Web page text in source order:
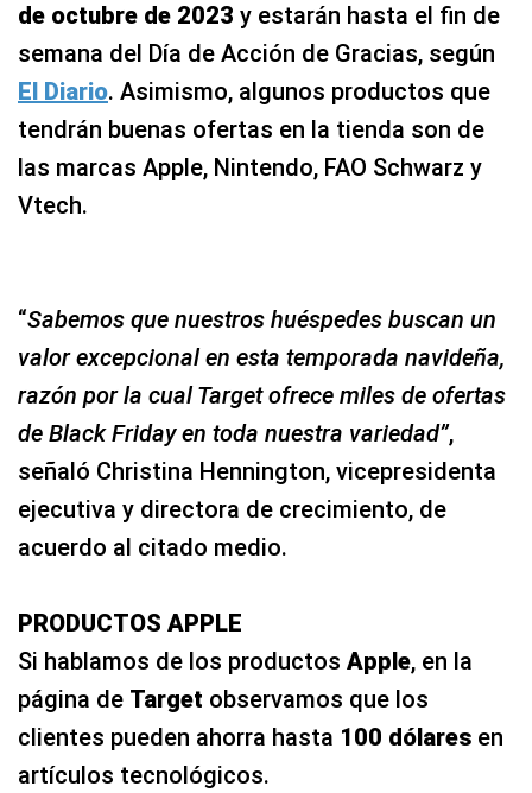
de octubre de 2023 y estarán hasta el fin de
semana del Día de Acción de Gracias, según
El Diario. Asimismo, algunos productos que
tendrán buenas ofertas en la tienda son de
las marcas Apple, Nintendo, FAO Schwarz y
Vtech.
“Sabemos que nuestros huéspedes buscan un
valor excepcional en esta temporada navideña,
razón por la cual Target ofrece miles de ofertas
de Black Friday en toda nuestra variedad”,
señaló Christina Hennington, vicepresidenta
ejecutiva y directora de crecimiento, de
acuerdo al citado medio.
PRODUCTOS APPLE
Si hablamos de los productos Apple, en la
página de Target observamos que los
clientes pueden ahorra hasta 100 dólares en
artículos tecnológicos.